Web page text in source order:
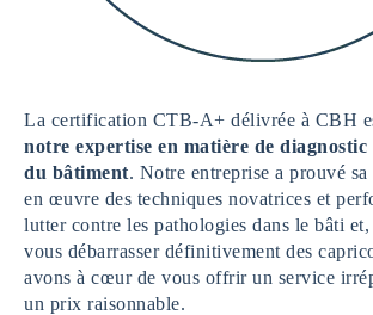
La certification CTB-A+ délivrée à CBH
notre expertise en matière de
du bâtiment. Notre entreprise a prouvé sa
en œuvre des techniques novatrices et
lutter contre les pathologies dans le bâti et,
vous débarrasser définitivement des
avons à cœur de vous offrir un service
un prix raisonnable.